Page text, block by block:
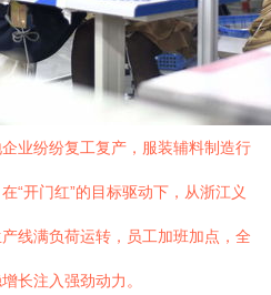
业纷纷复工复产，服装辅料制造行
“开门红”的目标驱动下，从浙江义
线满负荷运转，员工加班加点，全
长注入强劲动力。